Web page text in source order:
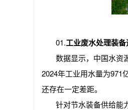
01.工业废水处理装
数据显示，中国水资
2024年工业用水量为971
还存在一定差距。
针对节水装备供给能